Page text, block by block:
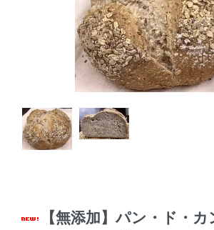
【無添加】パン・ド・